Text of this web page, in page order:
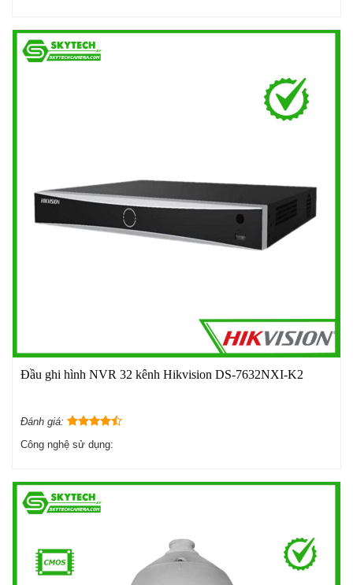
Đầu ghi hình NVR 32 kênh Hikvision DS-7632NXI-K2
Đánh giá:
Công nghệ sử dụng: